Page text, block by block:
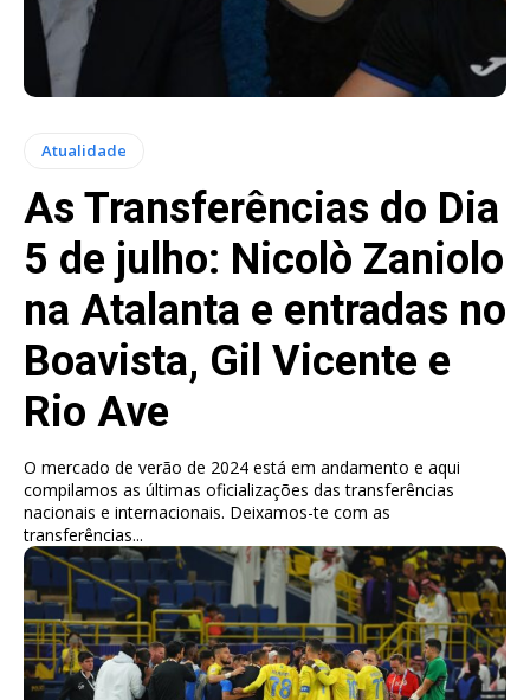
Atualidade
As Transferências do Dia
5 de julho: Nicolò Zaniolo
na Atalanta e entradas no
Boavista, Gil Vicente e
Rio Ave
O mercado de verão de 2024 está em andamento e aqui
compilamos as últimas oficializações das transferências
nacionais e internacionais. Deixamos-te com as
transferências...